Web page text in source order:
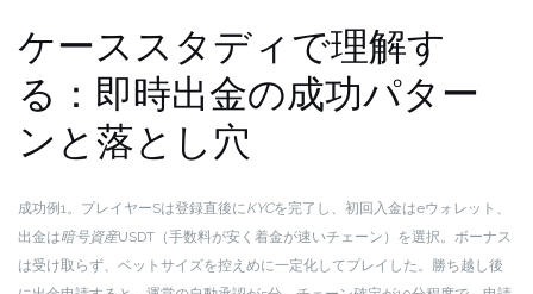
ケーススタディで理解す
る：即時出金の成功パター
ンと落とし穴
成功例1。プレイヤーSは登録直後にKYCを完了し、初回入金はeウォレット、
出金は暗号資産USDT（手数料が安く着金が速いチェーン）を選択。ボーナス
は受け取らず、ベットサイズを控えめに一定化してプレイした。勝ち越し後